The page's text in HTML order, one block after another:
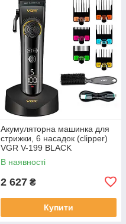
Акумуляторна машинка для
стрижки, 6 насадок (clipper)
VGR V-199 BLACK
В наявності
2 627 ₴
Купити